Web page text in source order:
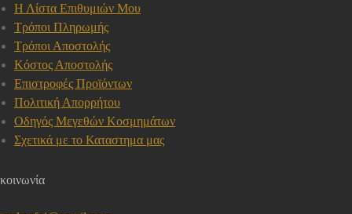
Η Λίστα Επιθυμιών Μου
Τρόποι Πληρωμής
Τρόποι Αποστολής
Κόστος Αποστολής
Επιστροφές Προϊόντων
Πολιτική Απορρήτου
Οδηγός Μεγεθών Κοσμημάτων
Σχετικά με το Καταστημα μας